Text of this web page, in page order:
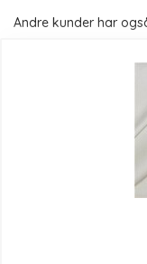
Andre kunder har